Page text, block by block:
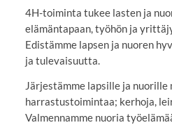
4H-toiminta tukee lasten ja
elämäntapaan, työhön ja
Edistämme lapsen ja nuoren
ja tulevaisuutta.
Järjestämme lapsille ja nuorille
harrastustoimintaa; kerhoja,
Valmennamme nuoria